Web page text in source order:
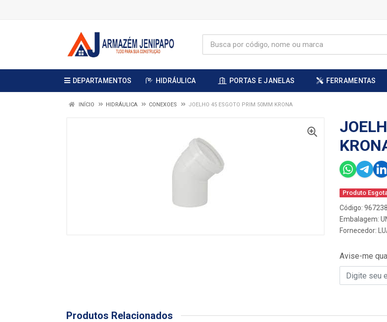
DEPARTAMENTOS HIDRÁULICA PORTAS E JANELAS FERRAMENTAS
INÍCIO HIDRÁULICA CONEXOES JOELHO 45 ESGOTO PRIM 50MM KRONA
Produto
Código: 967238
Embalagem:
Fornecedor:
Avise-me
Produtos Relacionados